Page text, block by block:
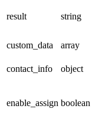
result string
custom_data
array
contact_info
object
enable_assign boolean